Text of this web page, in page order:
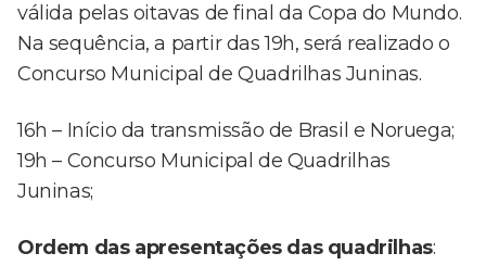
válida pelas oitavas de final da Copa do Mundo.
Na sequência, a partir das 19h, será realizado o
Concurso Municipal de Quadrilhas Juninas.
16h – Início da transmissão de Brasil e Noruega;
19h – Concurso Municipal de Quadrilhas
Juninas;
Ordem das apresentações das quadrilhas: